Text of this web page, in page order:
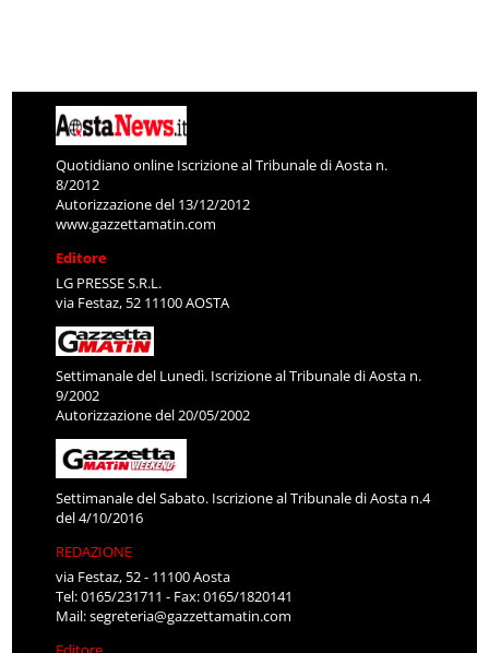
Quotidiano online Iscrizione al Tribunale di Aosta n.
8/2012
Autorizzazione del 13/12/2012
www.gazzettamatin.com
Editore
LG PRESSE S.R.L.
via Festaz, 52 11100 AOSTA
Settimanale del Lunedì. Iscrizione al Tribunale di Aosta n.
9/2002
Autorizzazione del 20/05/2002
Settimanale del Sabato. Iscrizione al Tribunale di Aosta n.4
del 4/10/2016
REDAZIONE
via Festaz, 52 - 11100 Aosta
Tel: 0165/231711 - Fax: 0165/1820141
Mail:segreteria@gazzettamatin.com